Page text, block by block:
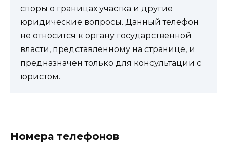
споры о границах участка и другие
юридические вопросы. Данный телефон
не относится к органу государственной
власти, представленному на странице, и
предназначен только для консультации с
юристом.
Номера телефонов